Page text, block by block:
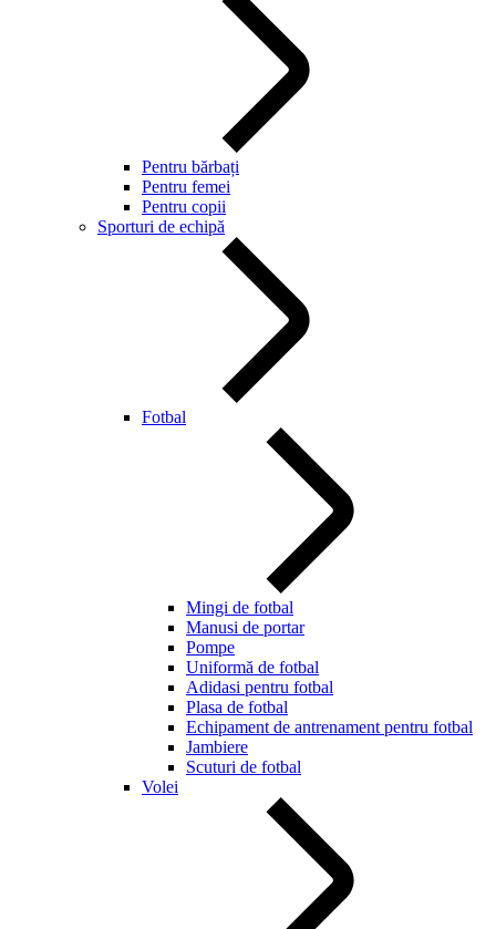
Pentru bărbați
Pentru femei
Pentru copii
Sporturi de echipă
Fotbal
Mingi de fotbal
Manusi de portar
Pompe
Uniformă de fotbal
Adidasi pentru fotbal
Plasa de fotbal
Echipament de antrenament pentru fotbal
Jambiere
Scuturi de fotbal
Volei